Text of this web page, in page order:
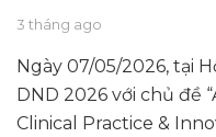
3 tháng ago
Ngày 07/05/2026, tại
DND 2026 với chủ đề
Clinical Practice &